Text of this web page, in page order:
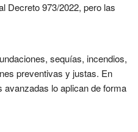
Decreto 973/2022, pero las
sequías, incendios,
preventivas y justas. En
avanzadas lo aplican de forma